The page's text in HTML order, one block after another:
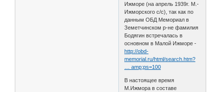
Ижморе (на апрель 1939г. М.-
Ижморского с/с), так как по
данным ОБД Мемориал в
Земетчинском р-не фамилия
Бодягин встречалась в
основном в Малой Ижморе -
http://obd-
memorial.ru/html/search.htm?
… amp;ps=100
В настоящее время
М.Ижмора в составе